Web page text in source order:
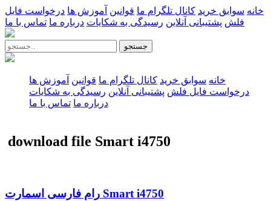
خانه سوابق خرید کانال تلگرام ما قوانین آموزش ها درخواست فایل
فلش پشتیبانی آنلاین رسیدگی به شکایات درباره ما تماس با ما
جستجو
خانه سوابق خرید کانال تلگرام ما قوانین آموزش ها
درخواست فایل فلش پشتیبانی آنلاین رسیدگی به شکایات
درباره ما تماس با ما
download file Smart i4750
رام فارسی اسمارت Smart i4750